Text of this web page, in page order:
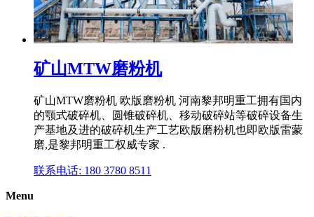
矿山MTW磨粉机
矿山MTW磨粉机 欧版磨粉机 河南黎邦明重工拥有国内
的颚式破碎机、圆锥破碎机、移动破碎站等破碎设备生
产基地及进的破碎机生产工艺欧版磨粉机也即欧版雷蒙
磨,是黎邦明重工权威专家 .
联系电话: 180 3780 8511
Menu